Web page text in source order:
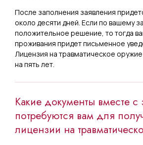
После заполнения заявления
около десяти дней. Если по вашему
положительное решение, то тогда
проживания придет письменное
Лицензия на травматическое
на пять лет.
Какие документы вместе
потребуются вам для
лицензии на